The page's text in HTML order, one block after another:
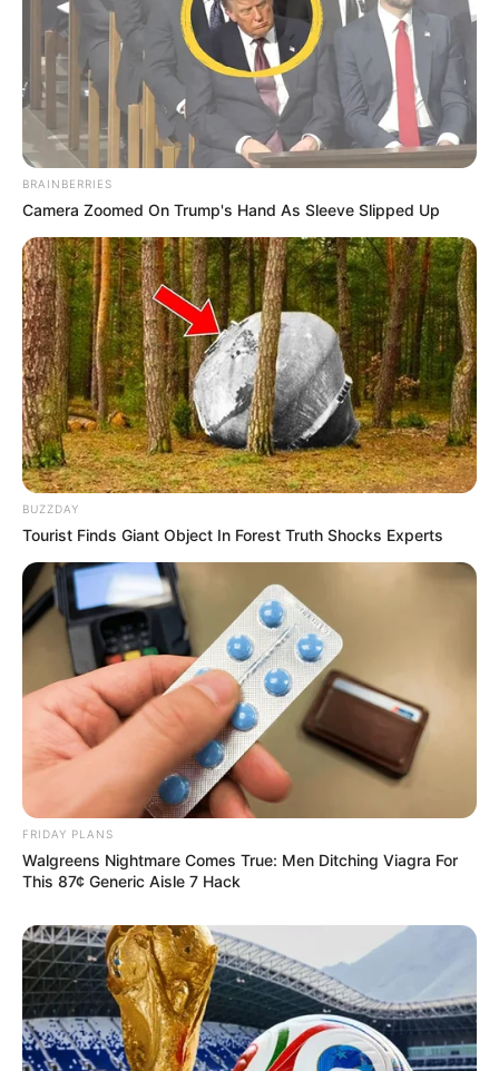
BRAINBERRIES
Camera Zoomed On Trump's Hand As Sleeve Slipped Up
BUZZDAY
Tourist Finds Giant Object In Forest Truth Shocks Experts
FRIDAY PLANS
Walgreens Nightmare Comes True: Men Ditching Viagra For
This 87¢ Generic Aisle 7 Hack